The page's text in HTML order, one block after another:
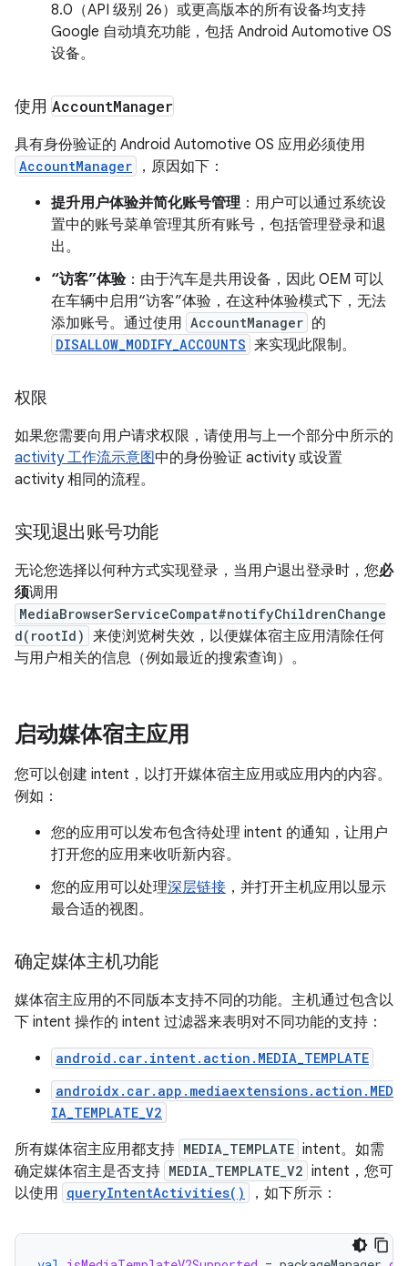
8.0（API 级别 26）或更高版本的所有设备均支持
Google 自动填充功能，包括 Android Automotive OS
设备。
使用 AccountManager
具有身份验证的 Android Automotive OS 应用必须使用
AccountManager
，原因如下：
提升用户体验并简化账号管理：用户可以通过系统设
置中的账号菜单管理其所有账号，包括管理登录和退
出。
“访客”体验：由于汽车是共用设备，因此 OEM 可以
在车辆中启用“访客”体验，在这种体验模式下，无法
添加账号。通过使用 AccountManager 的
DISALLOW_MODIFY_ACCOUNTS 来实现此限制。
权限
如果您需要向用户请求权限，请使用与上一个部分中所示的
activity 工作流示意图中的身份验证 activity 或设置
activity 相同的流程。
实现退出账号功能
无论您选择以何种方式实现登录，当用户退出登录时，您必
须调用
MediaBrowserServiceCompat#notifyChildrenChange
d(rootId) 来使浏览树失效，以便媒体宿主应用清除任何
与用户相关的信息（例如最近的搜索查询）。
启动媒体宿主应用
您可以创建 intent，以打开媒体宿主应用或应用内的内容。
例如：
您的应用可以发布包含待处理 intent 的通知，让用户
打开您的应用来收听新内容。
您的应用可以处理深层链接 ，并打开主机应用以显示
最合适的视图。
确定媒体主机功能
媒体宿主应用的不同版本支持不同的功能。主机通过包含以
下 intent 操作的 intent 过滤器来表明对不同功能的支持：
android.car.intent.action.MEDIA_TEMPLATE
androidx.car.app.mediaextensions.action.MED
IA_TEMPLATE_V2
所有媒体宿主应用都支持 MEDIA_TEMPLATE intent。如需
确定媒体宿主是否支持 MEDIA_TEMPLATE_V2 intent，您可
以使用 queryIntentActivities() ，如下所示：